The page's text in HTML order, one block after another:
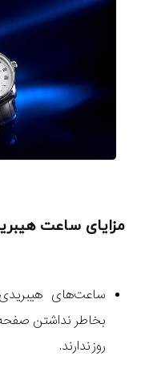
مزایای ساعت
ساعت‌های
بخاطر نداشتن
روز ندارند.